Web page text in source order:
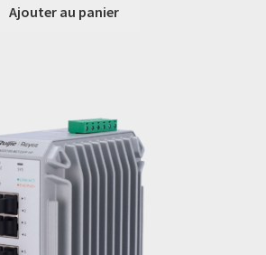
Ajouter au panier